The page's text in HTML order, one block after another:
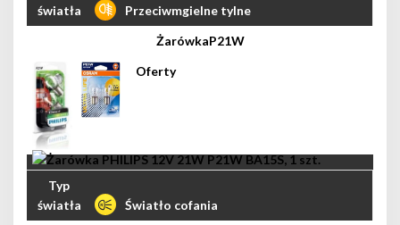
Przeciwmgielne tylne
P21W
Światło cofania